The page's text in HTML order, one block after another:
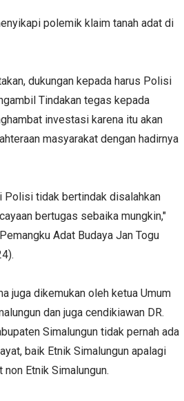
polemik klaim tanah adat di
dukungan kepada harus Polisi
Tindakan tegas kepada
investasi karena itu akan
masyarakat dengan hadirnya
Polisi tidak bertindak disalahkan
bertugas sebaika mungkin,"
Adat Budaya Jan Togu
juga dikemukan oleh ketua Umum
dan juga cendikiawan DR.
Simalungun tidak pernah ada
baik Etnik Simalungun apalagi
Etnik Simalungun.